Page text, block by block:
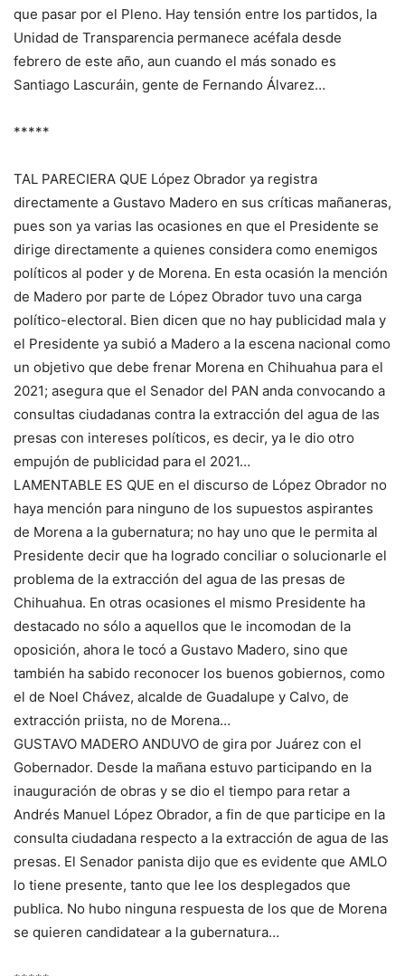
que pasar por el Pleno. Hay tensión entre los partidos, la
Unidad de Transparencia permanece acéfala desde
febrero de este año, aun cuando el más sonado es
Santiago Lascuráin, gente de Fernando Álvarez…
*****
TAL PARECIERA QUE López Obrador ya registra
directamente a Gustavo Madero en sus críticas mañaneras,
pues son ya varias las ocasiones en que el Presidente se
dirige directamente a quienes considera como enemigos
políticos al poder y de Morena. En esta ocasión la mención
de Madero por parte de López Obrador tuvo una carga
político-electoral. Bien dicen que no hay publicidad mala y
el Presidente ya subió a Madero a la escena nacional como
un objetivo que debe frenar Morena en Chihuahua para el
2021; asegura que el Senador del PAN anda convocando a
consultas ciudadanas contra la extracción del agua de las
presas con intereses políticos, es decir, ya le dio otro
empujón de publicidad para el 2021…
LAMENTABLE ES QUE en el discurso de López Obrador no
haya mención para ninguno de los supuestos aspirantes
de Morena a la gubernatura; no hay uno que le permita al
Presidente decir que ha logrado conciliar o solucionarle el
problema de la extracción del agua de las presas de
Chihuahua. En otras ocasiones el mismo Presidente ha
destacado no sólo a aquellos que le incomodan de la
oposición, ahora le tocó a Gustavo Madero, sino que
también ha sabido reconocer los buenos gobiernos, como
el de Noel Chávez, alcalde de Guadalupe y Calvo, de
extracción priista, no de Morena…
GUSTAVO MADERO ANDUVO de gira por Juárez con el
Gobernador. Desde la mañana estuvo participando en la
inauguración de obras y se dio el tiempo para retar a
Andrés Manuel López Obrador, a fin de que participe en la
consulta ciudadana respecto a la extracción de agua de las
presas. El Senador panista dijo que es evidente que AMLO
lo tiene presente, tanto que lee los desplegados que
publica. No hubo ninguna respuesta de los que de Morena
se quieren candidatear a la gubernatura…